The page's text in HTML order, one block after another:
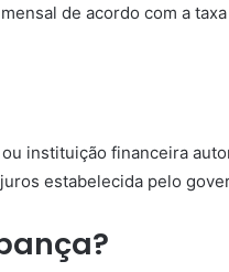
de acordo com a
instituição financeira
estabelecida pelo